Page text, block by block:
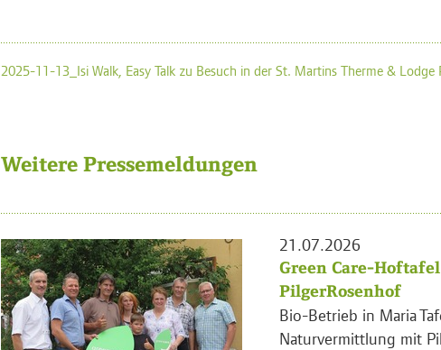
2025-11-13_Isi Walk, Easy Talk zu Besuch in der St. Martins Therme & Lodge
Weitere Pressemeldungen
21.07.2026
Green Care-
PilgerRosenhof
Bio-Betrieb in Maria
Naturvermittlung mit